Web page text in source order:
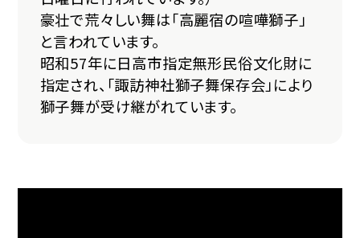
豪壮で荒々しい舞は「高麗宿の喧嘩獅子」
と言われています。
昭和57年に日高市指定無形民俗文化財に
指定され、「諏訪神社獅子舞保存会」により
獅子舞が受け継がれています。